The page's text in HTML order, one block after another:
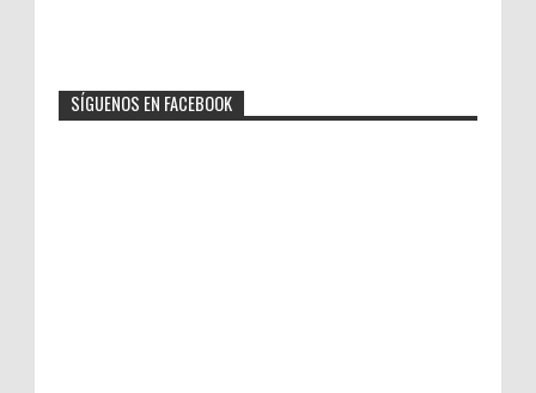
SÍGUENOS EN FACEBOOK